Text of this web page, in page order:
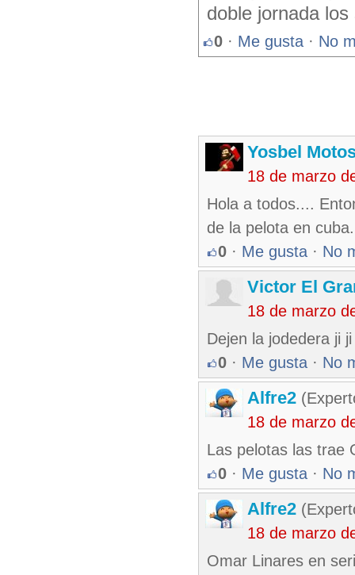
doble jornada
0 · Me gusta · No
Yosbel
18 de marzo
Hola a todos....
de la pelota en
0 · Me gusta · No
Victor El
18 de marzo
Dejen la jodedera ji
0 · Me gusta · No
Alfre2
18 de marzo
Las pelotas las trae
0 · Me gusta · No
Alfre2
18 de marzo
Omar Linares en